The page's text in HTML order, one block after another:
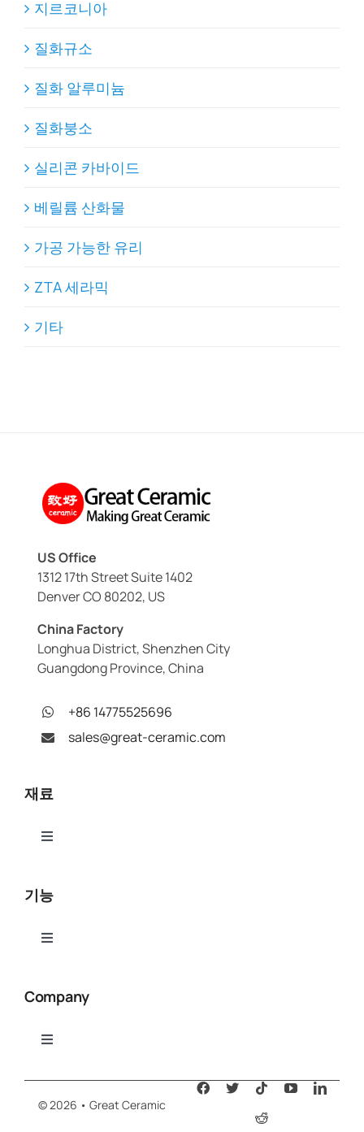
지르코니아
질화규소
질화 알루미늄
질화붕소
실리콘 카바이드
베릴륨 산화물
가공 가능한 유리
ZTA 세라믹
기타
US Office
1312 17th Street Suite 1402
Denver CO 80202, US
China Factory
Longhua District, Shenzhen City
Guangdong Province, China
+86 14775525696
sales@great-ceramic.com
재료
Toggle
질화 알루미늄(AlN)
베릴륨 산화물(BeO)
기능
Toggle
세라믹 연마 및 연마
Company
Toggle
그레이트 세라믹
© 2026 • Great Ceramic